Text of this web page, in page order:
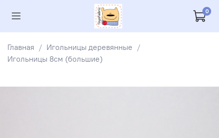
0
Главная
Игольницы деревянные
Игольницы 8см (большие)